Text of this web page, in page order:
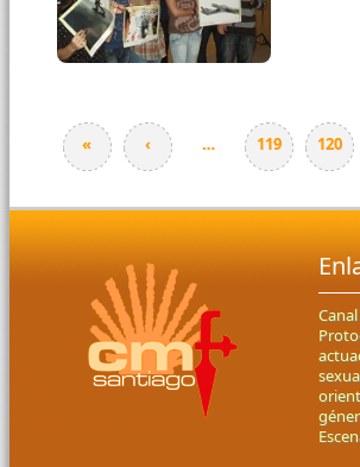
Páginas
« ‹ … 119 120